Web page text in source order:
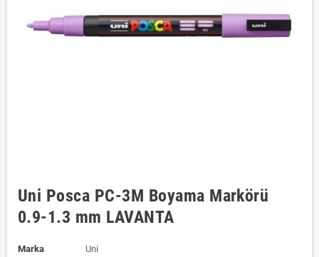
Uni Posca PC-3M Boyama Markörü
0.9-1.3 mm LAVANTA
Marka
Uni